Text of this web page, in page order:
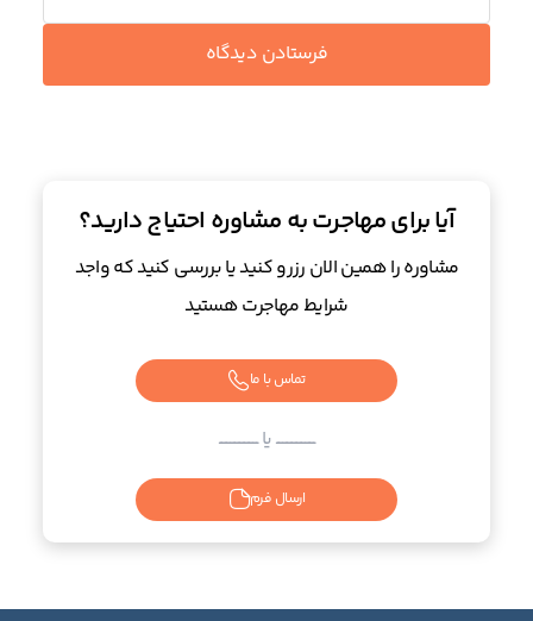
فرستادن دیدگاه
آیا برای مهاجرت به مشاوره احتیاج دارید؟
مشاوره را همین الان رزرو کنید یا بررسی کنید که واجد
شرایط مهاجرت هستید
تماس با ما
ــــــــــــــــــــــــ یا ــــــــــــــــــــــــ
ارسال فرم